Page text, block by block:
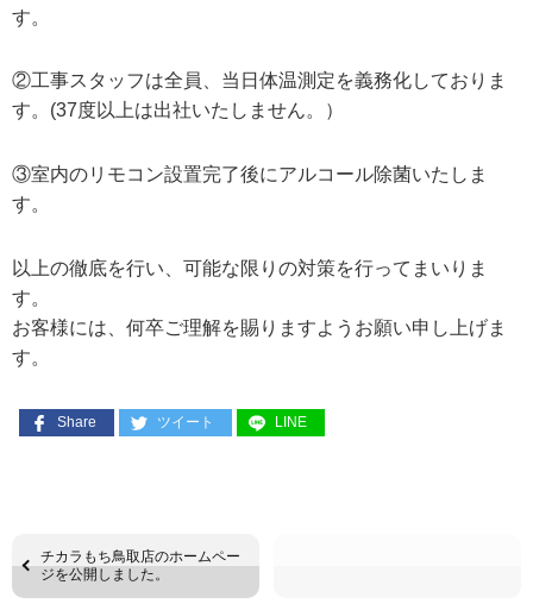
す。
②工事スタッフは全員、当日体温測定を義務化しておりま
す。(37度以上は出社いたしません。）
③室内のリモコン設置完了後にアルコール除菌いたしま
す。
以上の徹底を行い、可能な限りの対策を行ってまいりま
す。
お客様には、何卒ご理解を賜りますようお願い申し上げま
す。
Share ツイート LINE
チカラもち鳥取店のホームペー
ジを公開しました。